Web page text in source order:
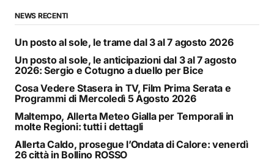
NEWS RECENTI
Un posto al sole, le trame dal 3 al 7 agosto 2026
Un posto al sole, le anticipazioni dal 3 al 7 agosto
2026: Sergio e Cotugno a duello per Bice
Cosa Vedere Stasera in TV, Film Prima Serata e
Programmi di Mercoledì 5 Agosto 2026
Maltempo, Allerta Meteo Gialla per Temporali in
molte Regioni: tutti i dettagli
Allerta Caldo, prosegue l’Ondata di Calore: venerdì
26 città in Bollino ROSSO